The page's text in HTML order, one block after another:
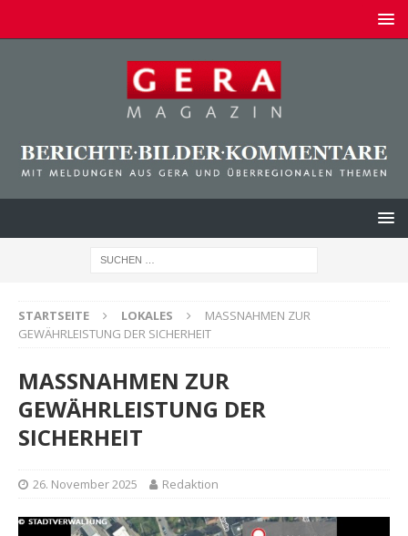
STARTSEITE LOKALES
MASSNAHMEN ZUR
GEWÄHRLEISTUNG DER SICHERHEIT
MASSNAHMEN ZUR
GEWÄHRLEISTUNG DER
SICHERHEIT
26. November 2025 Redaktion